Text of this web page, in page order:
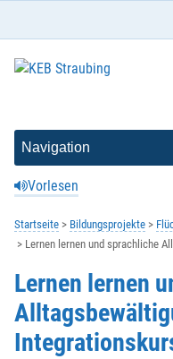
Vorlesen
Startseite Bildungsprojekte
Lernen lernen und sprachliche
Lernen lernen